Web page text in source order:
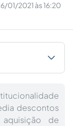
01/2021 às 16:20
descontos
de